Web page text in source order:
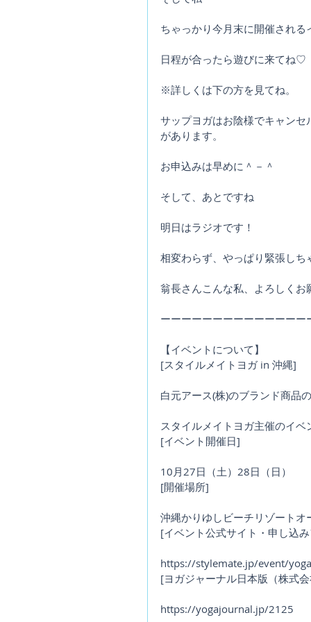
ちゃっかり今月末に開催され
日程が合ったら遊びに来てね♡
※詳しくは下の方を見てね。
サップヨガはお陰様でキャン
があります。
お申込みは早めに＾－＾
そして、あとですね
明日はラジオです！
相変わらず、やっぱり緊張しち
翁長さんこんな私、よろしく
ーーーーーーーーーーーーー
【イベントについて】
[スタイルメイトヨガ in 沖縄]
白元アース(株)のブランド商品
スタイルメイトヨガ主催のイベ
[イベント開催日]
10月27日（土）28日（日）
[開催場所]
沖縄かりゆしビーチリゾートオ
[イベント公式サイト・申し込
https://stylemate.jp/event/
[ヨガジャーナル日本版（株式
https://yogajournal.jp/2125